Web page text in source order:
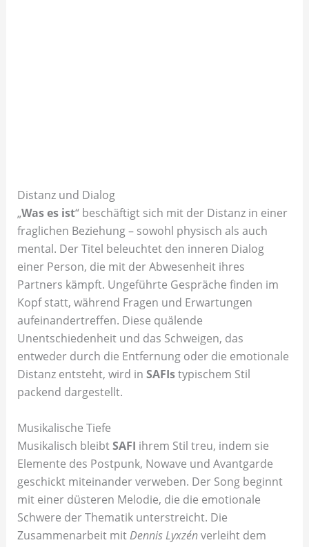
Distanz und Dialog
„Was es ist“ beschäftigt sich mit der Distanz in einer
fraglichen Beziehung – sowohl physisch als auch
mental. Der Titel beleuchtet den inneren Dialog
einer Person, die mit der Abwesenheit ihres
Partners kämpft. Ungeführte Gespräche finden im
Kopf statt, während Fragen und Erwartungen
aufeinandertreffen. Diese quälende
Unentschiedenheit und das Schweigen, das
entweder durch die Entfernung oder die emotionale
Distanz entsteht, wird in SAFIstypischem Stil
packend dargestellt.
Musikalische Tiefe
Musikalisch bleibtSAFI ihrem Stil treu, indem sie
Elemente des Postpunk, Nowave und Avantgarde
geschickt miteinander verweben. Der Song beginnt
mit einer düsteren Melodie, die die emotionale
Schwere der Thematik unterstreicht. Die
Zusammenarbeit mitDennis Lyxzénverleiht dem